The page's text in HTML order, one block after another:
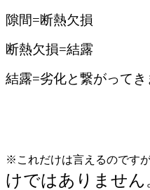
隙間=断熱欠損
断熱欠損=結露
結露=劣化と繋がってき
※これだけは言えるのですが
けではありません